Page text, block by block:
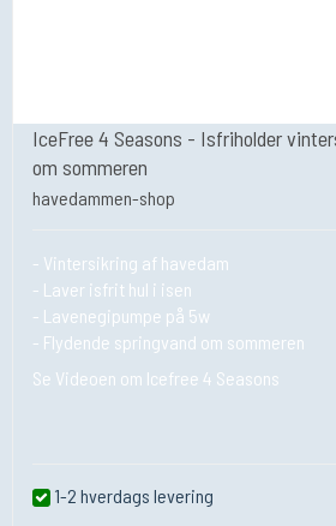
IceFree 4 Seasons - Isfriholder
om sommeren
havedammen-shop
- Vintersikring af havedam
- Laver isfrit hul i isen
- Lavenegipumpe på 5w
- Flydende springvand om sommeren
Se Videoen om Icefree 4 Seasons
1-2 hverdags levering